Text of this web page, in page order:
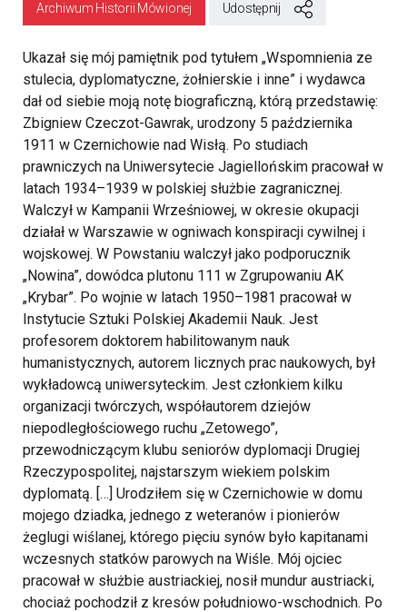
Archiwum Historii Mówionej Udostępnij
Ukazał się mój pamiętnik pod tytułem „Wspomnienia ze
stulecia, dyplomatyczne, żołnierskie i inne” i wydawca
dał od siebie moją notę biograficzną, którą przedstawię:
Zbigniew Czeczot-Gawrak, urodzony 5 października
1911 w Czernichowie nad Wisłą. Po studiach
prawniczych na Uniwersytecie Jagiellońskim pracował w
latach 1934–1939 w polskiej służbie zagranicznej.
Walczył w Kampanii Wrześniowej, w okresie okupacji
działał w Warszawie w ogniwach konspiracji cywilnej i
wojskowej. W Powstaniu walczył jako podporucznik
„Nowina”, dowódca plutonu 111 w Zgrupowaniu AK
„Krybar”. Po wojnie w latach 1950–1981 pracował w
Instytucie Sztuki Polskiej Akademii Nauk. Jest
profesorem doktorem habilitowanym nauk
humanistycznych, autorem licznych prac naukowych, był
wykładowcą uniwersyteckim. Jest członkiem kilku
organizacji twórczych, współautorem dziejów
niepodległościowego ruchu „Zetowego”,
przewodniczącym klubu seniorów dyplomacji Drugiej
Rzeczypospolitej, najstarszym wiekiem polskim
dyplomatą. […] Urodziłem się w Czernichowie w domu
mojego dziadka, jednego z weteranów i pionierów
żeglugi wiślanej, którego pięciu synów było kapitanami
wczesnych statków parowych na Wiśle. Mój ojciec
pracował w służbie austriackiej, nosił mundur austriacki,
chociaż pochodził z kresów południowo-wschodnich. Po